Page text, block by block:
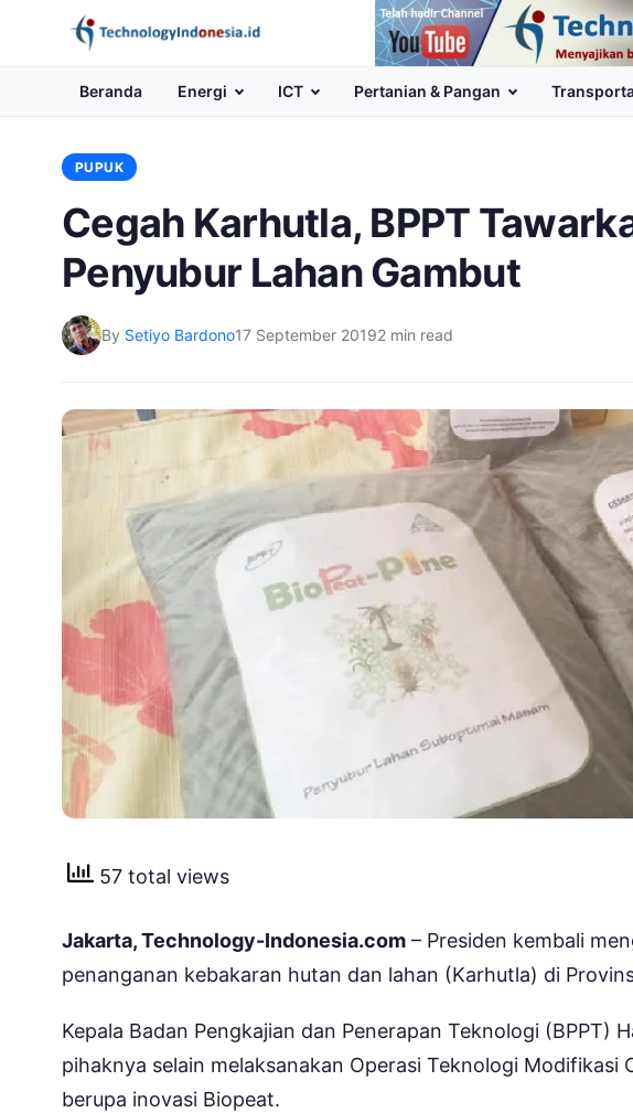
Channel
Youtube
Beranda Energi ICT Pertanian & Pangan
PUPUK
Cegah Karhutla, BPPT
Penyubur Lahan Gambut
By Setiyo Bardono17 September 20192 min read
57 total views
Jakarta, Technology-Indonesia.com – Presiden kembali
penanganan kebakaran hutan dan lahan (Karhutla) di
Kepala Badan Pengkajian dan Penerapan Teknologi (BPPT)
pihaknya selain melaksanakan Operasi Teknologi Modifikasi
berupa inovasi Biopeat.